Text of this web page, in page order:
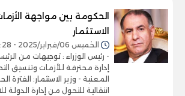
الحكومة بين مواجهة
الاستثمار
الخميس 06/فبراير/2025 - 03:28 م
- رئيس الوزراء : توجيهات من
إدارة محترفة للأزمات وتنسيق
المعنية - وزير الاستثمار: الفترة
انتقالية للتحول من إدارة الدولة